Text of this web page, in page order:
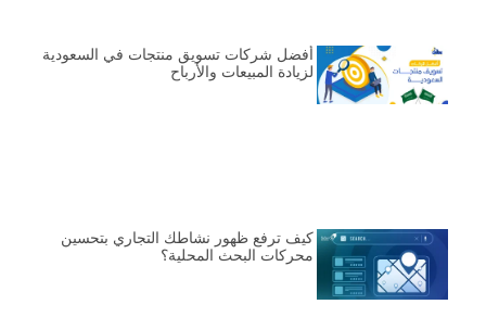
أفضل شركات تسويق منتجات في السعودية
لزيادة المبيعات والأرباح
كيف ترفع ظهور نشاطك التجاري بتحسين
محركات البحث المحلية؟